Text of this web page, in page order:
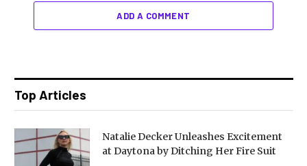
ADD A COMMENT
Top Articles
Natalie Decker Unleashes Excitement
at Daytona by Ditching Her Fire Suit